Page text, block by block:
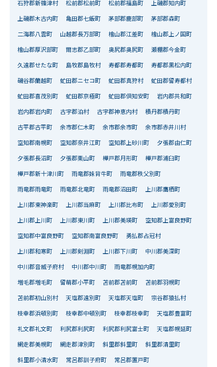
石狩郡新篠津村 松前郡松前町 松前郡福島町 上磯郡知内町
上磯郡木古内町 亀田郡七飯町 茅部郡鹿部町 茅部郡森町
二海郡八雲町 山越郡長万部町 檜山郡江差町 檜山郡上ノ国町
檜山郡厚沢部町 爾志郡乙部町 奥尻郡奥尻町 瀬棚郡今金町
久遠郡せたな町 島牧郡島牧村 寿都郡寿都町 寿都郡黒松内町
磯谷郡蘭越町 虻田郡ニセコ町 虻田郡真狩村 虻田郡留寿都村
虻田郡喜茂別町 虻田郡京極町 虻田郡倶知安町 岩内郡共和町
岩内郡岩内町 古宇郡泊村 古宇郡神恵内村 積丹郡積丹町
古平郡古平町 余市郡仁木町 余市郡余市町 余市郡赤井川村
空知郡南幌町 空知郡奈井江町 空知郡上砂川町 夕張郡由仁町
夕張郡長沼町 夕張郡栗山町 樺戸郡月形町 樺戸郡浦臼町
樺戸郡新十津川町 雨竜郡妹背牛町 雨竜郡秩父別町
雨竜郡雨竜町 雨竜郡北竜町 雨竜郡沼田町 上川郡鷹栖町
上川郡東神楽町 上川郡当麻町 上川郡比布町 上川郡愛別町
上川郡上川町 上川郡東川町 上川郡美瑛町 空知郡上富良野町
空知郡中富良野町 空知郡南富良野町 勇払郡占冠村
上川郡和寒町 上川郡剣淵町 上川郡下川町 中川郡美深町
中川郡音威子府村 中川郡中川町 雨竜郡幌加内町
増毛郡増毛町 留萌郡小平町 苫前郡苫前町 苫前郡羽幌町
苫前郡初山別村 天塩郡遠別町 天塩郡天塩町 宗谷郡猿払村
枝幸郡浜頓別町 枝幸郡中頓別町 枝幸郡枝幸町 天塩郡豊富町
礼文郡礼文町 利尻郡利尻町 利尻郡利尻富士町 天塩郡幌延町
網走郡美幌町 網走郡津別町 斜里郡斜里町 斜里郡清里町
斜里郡小清水町 常呂郡訓子府町 常呂郡置戸町